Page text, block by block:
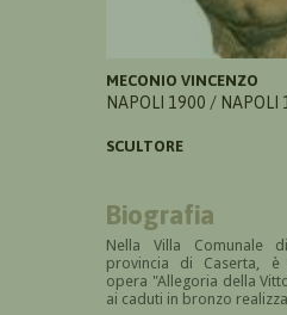
MECONIO VINCENZO
NAPOLI 1900 / NAPOLI
SCULTORE
Biografia
Nella Villa Comunale
provincia di Caserta,
opera "Allegoria della
ai caduti in bronzo